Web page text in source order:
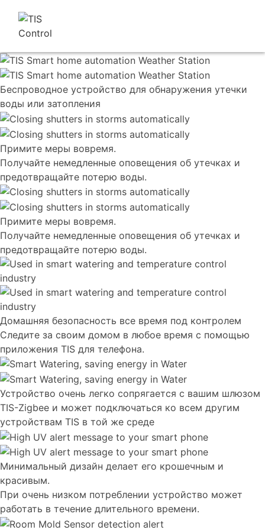
Беспроводное устройство для обнаружения утечки
воды или затопления
Примите меры вовремя.
Получайте немедленные оповещения об утечках и
предотвращайте потерю воды.
Примите меры вовремя.
Получайте немедленные оповещения об утечках и
предотвращайте потерю воды.
Домашняя безопасность все время под контролем
Следите за своим домом в любое время с помощью
приложения TIS для телефона.
Устройство очень легко сопрягается с вашим шлюзом
TIS-Zigbee и может подключаться ко всем другим
устройствам TIS в той же среде
Минимальный дизайн делает его крошечным и
красивым.
При очень низком потреблении устройство может
работать в течение длительного времени.